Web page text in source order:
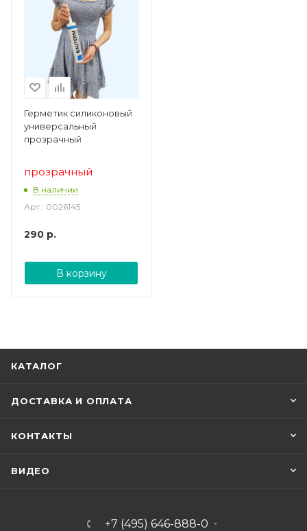
Герметик силиконовый
универсальный
прозрачный
прозрачный
В наличии
Арт.: 0026145
290 р.
В корзину
КАТАЛОГ
ДОСТАВКА И ОПЛАТА
КОНТАКТЫ
ВИДЕО
+7 (495) 646-888-0